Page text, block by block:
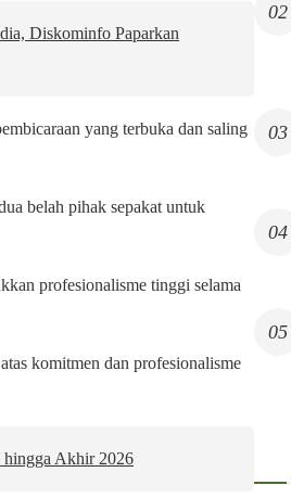
Diskominfo Paparkan
yang terbuka dan saling
belah pihak sepakat untuk
profesionalisme tinggi selama
komitmen dan profesionalisme
Akhir 2026
02
03
04
05